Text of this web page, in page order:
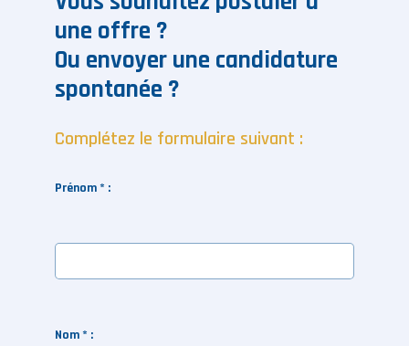
une offre ?
Ou envoyer une candidature
spontanée ?
Complétez le formulaire suivant :
Prénom * :
Nom * :